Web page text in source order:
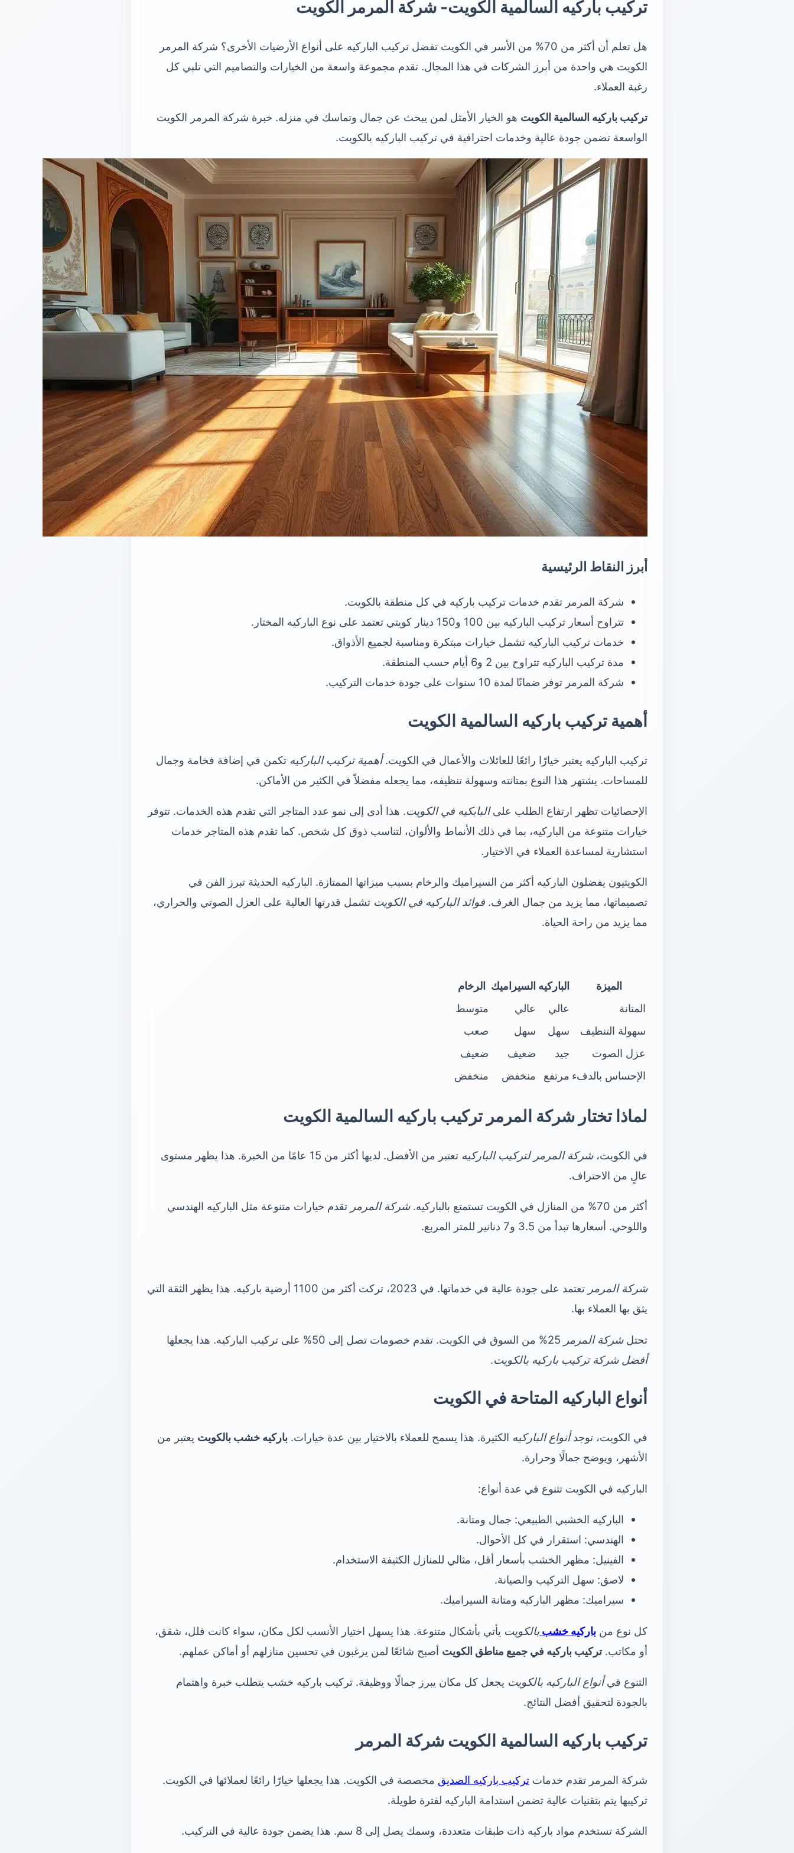
تركيب باركيه السالمية الكويت- شركة المرمر الكويت
هل تعلم أن أكثر من 70% من الأسر في الكويت تفضل تركيب الباركيه على أنواع الأرضيات الأخرى؟ شركة المرمر
الكويت هي واحدة من أبرز الشركات في هذا المجال. تقدم مجموعة واسعة من الخيارات والتصاميم التي تلبي كل
رغبة العملاء.
تركيب باركيه السالمية الكويت هو الخيار الأمثل لمن يبحث عن جمال وتماسك في منزله. خبرة شركة المرمر الكويت
الواسعة تضمن جودة عالية وخدمات احترافية في تركيب الباركيه بالكويت.
أبرز النقاط الرئيسية
شركة المرمر تقدم خدمات تركيب باركيه في كل منطقة بالكويت.
تتراوح أسعار تركيب الباركيه بين 100 و150 دينار كويتي تعتمد على نوع الباركيه المختار.
خدمات تركيب الباركيه تشمل خيارات مبتكرة ومناسبة لجميع الأذواق.
مدة تركيب الباركيه تتراوح بين 2 و6 أيام حسب المنطقة.
شركة المرمر توفر ضمانًا لمدة 10 سنوات على جودة خدمات التركيب.
أهمية تركيب باركيه السالمية الكويت
تركيب الباركيه يعتبر خيارًا رائعًا للعائلات والأعمال في الكويت.أهمية تركيب الباركيه تكمن في إضافة فخامة وجمال
للمساحات. يشتهر هذا النوع بمتانته وسهولة تنظيفه، مما يجعله مفضلاً في الكثير من الأماكن.
الإحصائيات تظهر ارتفاع الطلب علىالبابكيه في الكويت. هذا أدى إلى نمو عدد المتاجر التي تقدم هذه الخدمات. تتوفر
خيارات متنوعة من الباركيه، بما في ذلك الأنماط والألوان، لتناسب ذوق كل شخص. كما تقدم هذه المتاجر خدمات
استشارية لمساعدة العملاء في الاختيار.
الكويتيون يفضلون الباركيه أكثر من السيراميك والرخام بسبب ميزاتها الممتازة. الباركيه الحديثة تبرز الفن في
تصميماتها، مما يزيد من جمال الغرف. فوائد الباركيه في الكويت تشمل قدرتها العالية على العزل الصوتي والحراري،
مما يزيد من راحة الحياة.
الميزة الباركيه السيراميك الرخام
المتانة
عالي عالي
متوسط
سهولة التنظيف
سهل سهل
صعب
عزل الصوت
جيد ضعيف
ضعيف
الإحساس بالدفء مرتفع منخفض منخفض
لماذا تختار شركة المرمر تركيب باركيه السالمية الكويت
في الكويت،شركة المرمر لتركيب الباركيه
تعتبر من الأفضل. لديها أكثر من 15 عامًا من الخبرة. هذا يظهر مستوى
عالٍ من الاحتراف.
أكثر من 70% من المنازل في الكويت تستمتع بالباركيه. شركة المرمر تقدم خيارات متنوعة مثل الباركيه الهندسي
واللوحي. أسعارها تبدأ من 3.5 و7 دنانير للمتر المربع.
شركة المرمر
تعتمد على جودة عالية في خدماتها. في 2023، تركت أكثر من 1100 أرضية باركيه. هذا يظهر الثقة التي
يثق بها العملاء بها.
تحتلشركة المرمر
أفضل شركة تركيب باركيه بالكويت.
أنواع الباركيه المتاحة في الكويت
في الكويت، توجدأنواع الباركيه الكثيرة. هذا يسمح للعملاء بالاختيار بين عدة خيارات. باركيه خشب بالكويت يعتبر من
الأشهر، ويوضح جمالًا وحرارة.
الباركيه في الكويت تتنوع في عدة أنواع:
الباركيه الخشبي الطبيعي: جمال ومتانة.
الهندسي: استقرار في كل الأحوال.
الفينيل: مظهر الخشب بأسعار أقل، مثالي للمنازل الكثيفة الاستخدام.
لاصق: سهل التركيب والصيانة.
سيراميك: مظهر الباركيه ومتانة السيراميك.
كل نوع من باركيه خشب بالكويت يأتي بأشكال متنوعة. هذا يسهل اختيار الأنسب لكل مكان، سواء كانت فلل، شقق،
أو مكاتب.تركيب باركيه في جميع مناطق الكويت أصبح شائعًا لمن يرغبون في تحسين منازلهم أو أماكن عملهم.
التنوع فيأنواع الباركيه بالكويت يجعل كل مكان يبرز جمالًا ووظيفة. تركيب باركيه خشب يتطلب خبرة واهتمام
بالجودة لتحقيق أفضل النتائج.
تركيب باركيه السالمية الكويت شركة المرمر
شركة المرمر تقدم خدمات تركيب باركيه الصديق مخصصة في الكويت. هذا يجعلها خيارًا رائعًا لعملائها في الكويت.
تركيبها يتم بتقنيات عالية تضمن استدامة الباركيه لفترة طويلة.
الشركة تستخدم مواد باركيه ذات طبقات متعددة، وسمك يصل إلى 8 سم. هذا يضمن جودة عالية في التركيب.